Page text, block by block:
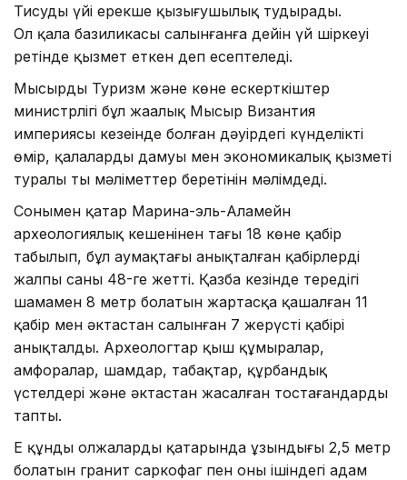
Тисудың үйі ерекше қызығушылық тудырады.
Ол қала базиликасы салынғанға дейін үй шіркеуі
ретінде қызмет еткен деп есептеледі.
Мысырдың Туризм және көне ескерткіштер
министрлігі бұл жаңалық Мысыр Византия
империясы кезеңінде болған дәуірдегі күнделікті
өмір, қалалардың дамуы мен экономикалық қызметі
туралы тың мәліметтер беретінін мәлімдеді.
Сонымен қатар Марина-эль-Аламейн
археологиялық кешенінен тағы 18 көне қабір
табылып, бұл аумақтағы анықталған қабірлердің
жалпы саны 48-ге жетті. Қазба кезінде тереңдігі
шамамен 8 метр болатын жартасқа қашалған 11
қабір мен әктастан салынған 7 жерүсті қабірі
анықталды. Археологтар қыш құмыралар,
амфоралар, шамдар, табақтар, құрбандық
үстелдері және әктастан жасалған тостағандарды
тапты.
Ең құнды олжалардың қатарында ұзындығы 2,5 метр
болатын гранит саркофаг пен оның ішіндегі адам